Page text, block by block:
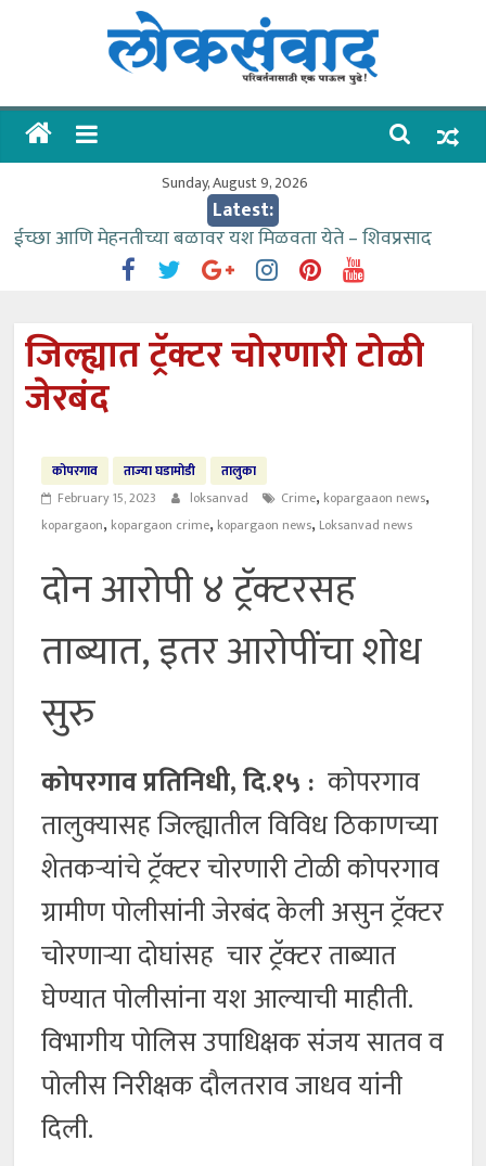
लोकसंवाद
ताज्या
Sunday, August 9, 2026
Latest:
ईच्छा आणि मेहनतीच्या बळावर यश मिळवता येते – शिवप्रसाद
संजीवनीच्या विद्यार्थ्यांनी घेतली विमानतळ कार्यप्रणालीची माहिती
वाढीव निधी देण्यास पाणीपुरवठा मंत्री सकारात्मक – आ.आशुतोष
काळे
आत्मामालिक गुरूकूलाचे २२८ विद्यार्थी शिष्यवृत्तीस पात्र
जिल्ह्यात ट्रॅक्टर चोरणारी टोळी
जेरबंद
कोपरगाव ताज्या घडामोडी
तालुका
February 15, 2023
loksanvad Crime, kopargaaon news,
kopargaon, kopargaon crime, kopargaon news, Loksanvad news
दोन आरोपी ४ ट्रॅक्टरसह
ताब्यात, इतर आरोपींचा शोध
सुरु
कोपरगाव प्रतिनिधी, दि.१५ : कोपरगाव
तालुक्यासह जिल्ह्यातील विविध ठिकाणच्या
शेतकऱ्यांचे ट्रॅक्टर चोरणारी टोळी कोपरगाव
ग्रामीण पोलीसांनी जेरबंद केली असुन ट्रॅक्टर
चोरणाऱ्या दोघांसह चार ट्रॅक्टर ताब्यात
घेण्यात पोलीसांना यश आल्याची माहीती.
विभागीय पोलिस उपाधिक्षक संजय सातव व
पोलीस निरीक्षक दौलतराव जाधव यांनी
दिली.